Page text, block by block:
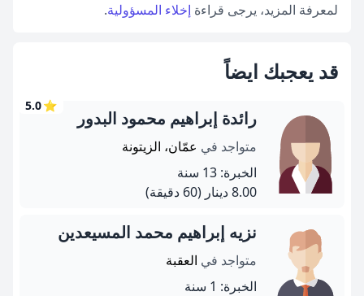
لمعرفة المزيد، يرجى قراءة إخلاء المسؤولية.
قد يعجبك ايضاً
⭐
5.0
رائدة إبراهيم محمود البدور
متواجد في عمّان، الزيتونة
الخبرة: 13 سنة
8.00 دينار
(60 دقيقة)
نزيه إبراهيم محمد المسيعدين
متواجد في العقبة
الخبرة: 1 سنة